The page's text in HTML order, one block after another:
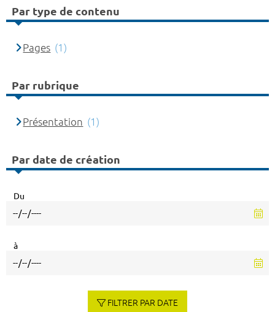
Par type de contenu
Pages (1)
Par rubrique
Présentation (1)
Par date de création
Du
à
FILTRER PAR DATE